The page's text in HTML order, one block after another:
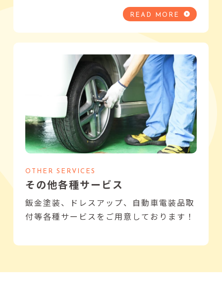
READ MORE
OTHER SERVICES
その他各種サービス
鈑金塗装、ドレスアップ、自動車電装品取
付等各種サービスをご用意しております！